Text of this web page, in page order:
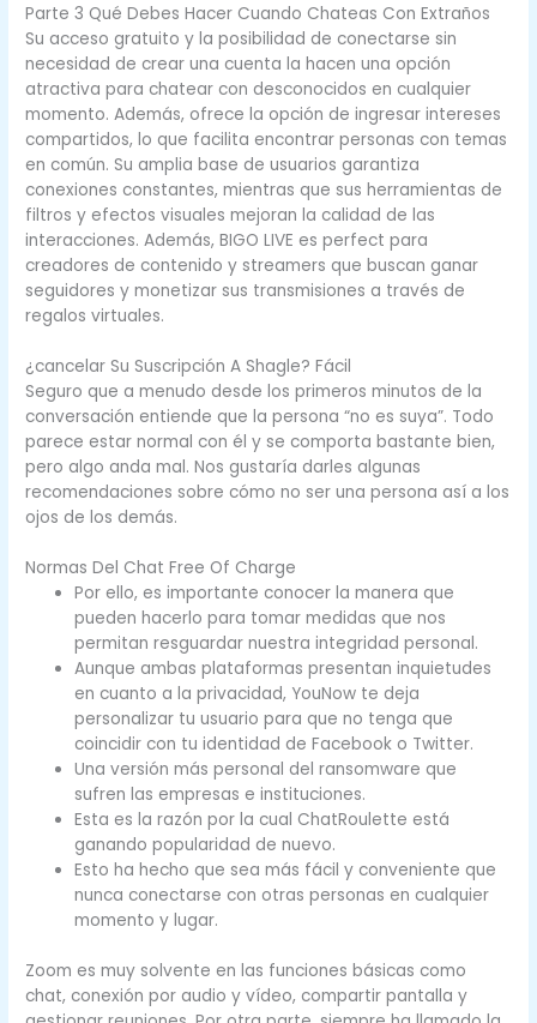
Parte 3 Qué Debes Hacer Cuando Chateas Con Extraños
Su acceso gratuito y la posibilidad de conectarse sin
necesidad de crear una cuenta la hacen una opción
atractiva para chatear con desconocidos en cualquier
momento. Además, ofrece la opción de ingresar intereses
compartidos, lo que facilita encontrar personas con temas
en común. Su amplia base de usuarios garantiza
conexiones constantes, mientras que sus herramientas de
filtros y efectos visuales mejoran la calidad de las
interacciones. Además, BIGO LIVE es perfect para
creadores de contenido y streamers que buscan ganar
seguidores y monetizar sus transmisiones a través de
regalos virtuales.
¿cancelar Su Suscripción A Shagle? Fácil
Seguro que a menudo desde los primeros minutos de la
conversación entiende que la persona “no es suya”. Todo
parece estar normal con él y se comporta bastante bien,
pero algo anda mal. Nos gustaría darles algunas
recomendaciones sobre cómo no ser una persona así a los
ojos de los demás.
Normas Del Chat Free Of Charge
Por ello, es importante conocer la manera que
pueden hacerlo para tomar medidas que nos
permitan resguardar nuestra integridad personal.
Aunque ambas plataformas presentan inquietudes
en cuanto a la privacidad, YouNow te deja
personalizar tu usuario para que no tenga que
coincidir con tu identidad de Facebook o Twitter.
Una versión más personal del ransomware que
sufren las empresas e instituciones.
Esta es la razón por la cual ChatRoulette está
ganando popularidad de nuevo.
Esto ha hecho que sea más fácil y conveniente que
nunca conectarse con otras personas en cualquier
momento y lugar.
Zoom es muy solvente en las funciones básicas como
chat, conexión por audio y vídeo, compartir pantalla y